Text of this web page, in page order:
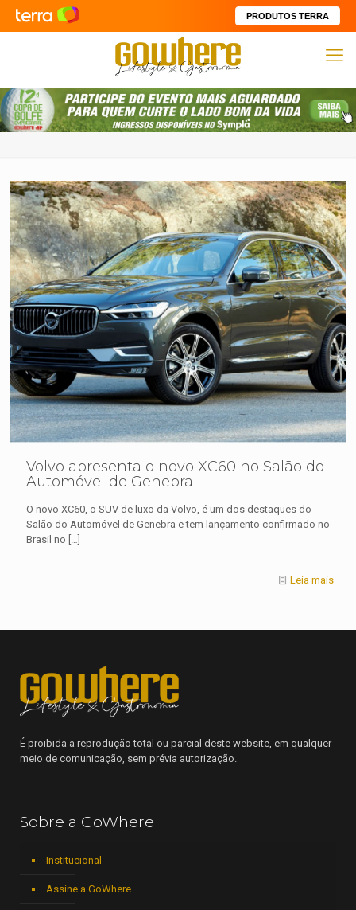
PRODUTOS TERRA
Volvo apresenta o novo XC60 no Salão do
Automóvel de Genebra
O novo XC60, o SUV de luxo da Volvo, é um dos destaques do
Salão do Automóvel de Genebra e tem lançamento confirmado no
Brasil no
Leia mais
É proibida a reprodução total ou parcial deste website, em qualquer
meio de comunicação, sem prévia autorização.
Sobre a GoWhere
Institucional
Assine a GoWhere